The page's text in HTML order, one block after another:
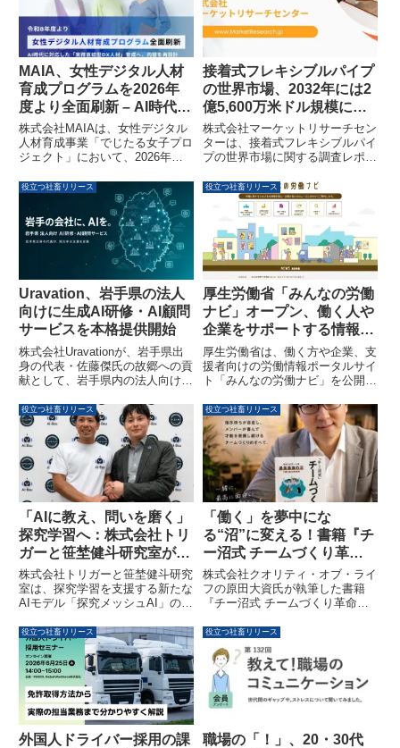
MAIA、女性デジタル人材
育成プログラムを2026年
度より全面刷新 – AI時代に
対応した「実務直結型DX
人材」育成へ
株式会社MAIAは、女性デジタル
人材育成事業「でじたる女子プロ
ジェクト」において、2026年度
刷新することを発表しました。AI
の普及と企業のDXニーズの変化
に対応し、「ツールを使える人
材」から「業務を前に進められる
人材」へと育成コンセプトを再定
義し、実務直結型のDX人材育成
接着式フレキシブルパイプ
の世界市場、2032年には2
億5,600万米ドル規模に成
長予測
株式会社マーケットリサーチセン
ターは、接着式フレキシブルパイ
プの世界市場に関する調査レポー
によると、市場は2025年の1億
3,300万米ドルから2032年には2
億5,600万米ドルへと拡大し、年
平均成長率10.0％で成長すると予
測されています。石油・ガス、化
学、海洋工学など幅広い分野で利
用される接着式フレキシブルパイ
プの市場動向や主要企業の戦略が
詳細に分析されています。
役立つ社畜リリース
Uravation、岩手県の法人
向けに生成AI研修・AI顧問
サービスを本格提供開始
株式会社Uravationが、岩手県出
身の代表・佐藤傑氏の故郷への貢
献として、岩手県内の法人向けに
格提供を開始しました。累計
6,000名以上の有料講座受講者と
100社以上の法人支援実績を活か
し、地元中小企業のAI活用を支援
します。
役立つ社畜リリース
厚生労働省「みんなの労働
ナビ」オープン、働く人や
企業をサポートする情報ポ
ータルサイト
厚生労働省は、働く方や企業、支
援者向けの労働情報ポータルサイ
ト「みんなの労働ナビ」を公開し
報、スキルアップ、労働関連法令
など、多岐にわたる情報を利用者
のニーズに合わせて提供していま
す。
役立つ社畜リリース
「AIに教え、問いを磨く」
探究学習へ：株式会社トリ
ガーと笹埜健斗研究室が
「探究メッシュAI」の実証
を開始
株式会社トリガーと笹埜健斗研究
室は、探究学習を支援する新たな
AIモデル「探究メッシュAI」の実
「教える」ことで問いを深める
Teach-to-AIモデルを組み込み、
探究学習の成果を学校や地域に蓄
積し、次世代へ継承することを目
指しています。
役立つ社畜リリース
「働く」を夢中にな
る“沼”に変える！書籍『チ
ー沼式 チームづくり革
命』発売と全国企業研修開
始
株式会社クオリティ・オブ・ライ
フの原田大資氏が執筆した書籍
『チー沼式 チームづくり革命』
ームを「強制されなくても、つい
夢中になってしまう組織」へ変え
る23の実践手法が紹介されてい
ます。この出版を機に、書籍の内
容に基づいた「チー沼式チームづ
くり研修」が全国の企業・医療機
す。
役立つ社畜リリース
外国人ドライバー採用の課
役立つ社畜リリース
職場の「！」、20・30代